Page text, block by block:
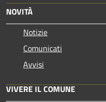
NOVITÀ
Notizie
Comunicati
Avvisi
VIVERE IL COMUNE